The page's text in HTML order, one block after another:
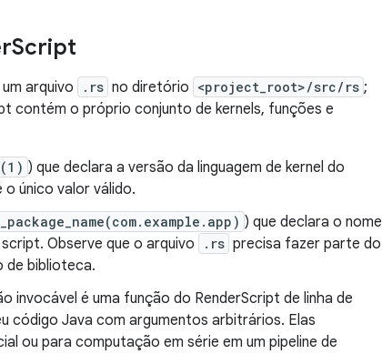
Script
arquivo .rs no diretório <project_root>/src/rs ;
contém o próprio conjunto de kernels, funções e
) que declara a versão da linguagem de kernel do
o único valor válido.
) que declara o nome
Observe que o arquivo
.rs precisa fazer parte do
de biblioteca.
invocável é uma função do RenderScript de linha de
código Java com argumentos arbitrários. Elas
ou para computação em série em um pipeline de